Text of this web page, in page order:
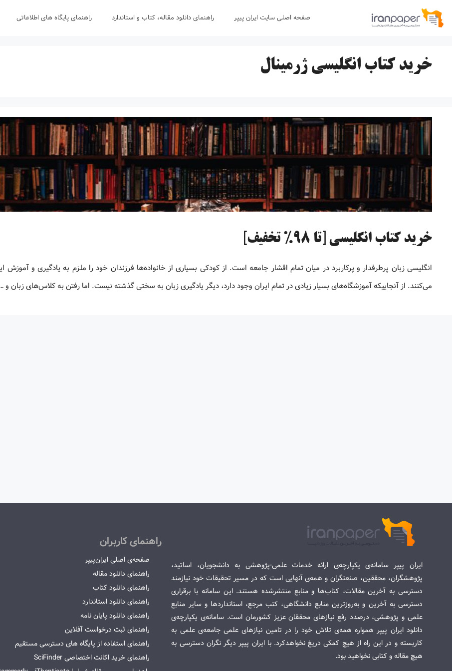
پرش
صفحه اصلی سایت ایران پیپر راهنمای دانلود مقاله، کتاب و استاندارد راهنمای پایگاه های اطلاعاتی
خرید کتاب انگلیسی ژرمینال
خرید کتاب انگلیسی [تا 98% تخفیف]
انگلیسی زبان پرطرفدار و پرکاربرد در میان تمام اقشار جامعه است. از کودکی بسیاری از خانواده‌ها فرزندان خود را ملزم به یادگیری و آموزش
می‌کنند. از آنجاییکه آموزشگاه‌های بسیار زیادی در تمام ایران وجود دارد، دیگر یادگیری زبان به سختی گذشته نیست. اما رفتن به کلاس‌های زبان و
ایران پیپر سامانه‌ی یکپارچه‌ی ارائه خدمات علمی-پژوهشی به دانشجویان، اساتید،
پژوهشگران، محققین، صنعتگران و همه‌ی آنهایی است که در مسیر تحقیقات خود نیازمند
دسترسی به آخرین مقالات، کتاب‌ها و منابع منتشرشده هستند. این سامانه با برقراری
دسترسی به آخرین و به‌روزترین منابع دانشگاهی، کتب مرجع، استانداردها و سایر منابع
علمی و پژوهشی، درصدد رفع نیازهای محققان عزیز کشورمان است. سامانه‌ی یکپارچه‌ی
دانلود ایران پیپر همواره همه‌ی تلاش خود را در تامین نیازهای علمی جامعه‌ی علمی به
کاربسته و در این راه از هیچ کمکی دریغ نخواهدکرد. با ایران پیپر دیگر نگران دسترسی به
هیچ مقاله و کتابی نخواهید بود.
راهنمای کاربران
صفحه‌ی اصلی ایران‌پیپر
راهنمای دانلود مقاله
راهنمای دانلود کتاب
راهنمای دانلود استاندارد
راهنمای دانلود پایان نامه
راهنمای ثبت درخواست آفلاین
راهنمای استفاده از پایگاه های دسترسی مستقیم
راهنمای خرید اکانت اختصاصی SciFinder